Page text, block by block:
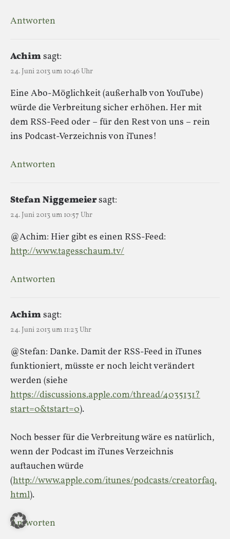
Antworten
Achimsagt:
24. Juni 2013 um 10:46 Uhr
Eine Abo-Möglichkeit (außerhalb von YouTube)
würde die Verbreitung sicher erhöhen. Her mit
dem RSS-Feed oder – für den Rest von uns – rein
ins Podcast-Verzeichnis von iTunes!
Antworten
Stefan Niggemeiersagt:
24. Juni 2013 um 10:57 Uhr
@Achim: Hier gibt es einen RSS-Feed:
http://www.tagesschaum.tv/
Antworten
Achimsagt:
24. Juni 2013 um 11:23 Uhr
@Stefan: Danke. Damit der RSS-Feed in iTunes
funktioniert, müsste er noch leicht verändert
werden (siehe
https://discussions.apple.com/thread/4035131?
start=0&tstart=0).
Noch besser für die Verbreitung wäre es natürlich,
wenn der Podcast im iTunes Verzeichnis
auftauchen würde
(http://www.apple.com/itunes/podcasts/creatorfaq.
html).
Antworten